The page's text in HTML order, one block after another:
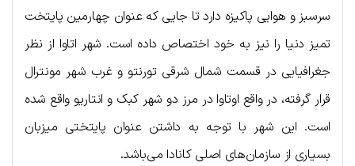
سرسبز و هوایی پاکیزه دارد تا جایی که عنوان چهارمین پایتخت
تمیز دنیا را نیز به خود اختصاص داده است. شهر اتاوا از نظر
جغرافیایی در قسمت شمال شرقی تورنتو و غرب شهر مونترال
قرار گرفته، در واقع اوتاوا در مرز دو شهر کبک و انتاریو واقع شده
است. این شهر با توجه به داشتن عنوان پایتختی میزبان
بسیاری از سازمان‌های اصلی کانادا می‌باشد.